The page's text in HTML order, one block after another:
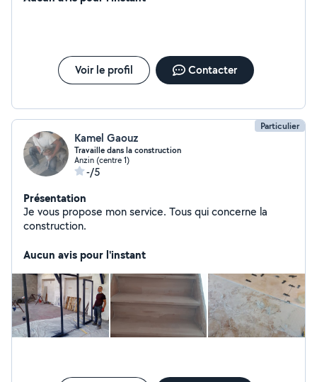
Voir le profil Contacter
Particulier
Kamel Gaouz
Travaille dans la construction
Anzin (centre 1)
-/5
Présentation
Je vous propose mon service. Tous qui concerne la
construction.
Aucun avis pour l'instant